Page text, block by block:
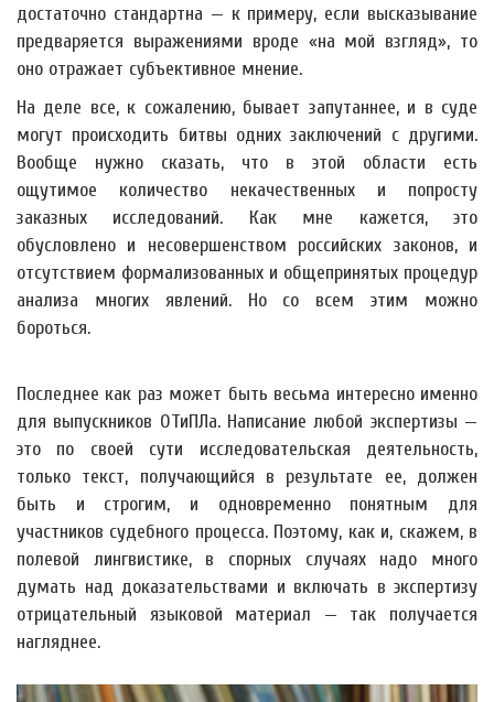
достаточно стандартна — к примеру, если высказывание
предваряется выражениями вроде «на мой взгляд», то
оно отражает субъективное мнение.
На деле все, к сожалению, бывает запутаннее, и в суде
могут происходить битвы одних заключений с другими.
Вообще нужно сказать, что в этой области есть
ощутимое количество некачественных и попросту
заказных исследований. Как мне кажется, это
обусловлено и несовершенством российских законов, и
отсутствием формализованных и общепринятых процедур
анализа многих явлений. Но со всем этим можно
бороться.
Последнее как раз может быть весьма интересно именно
для выпускников ОТиПЛа. Написание любой экспертизы —
это по своей сути исследовательская деятельность,
только текст, получающийся в результате ее, должен
быть и строгим, и одновременно понятным для
участников судебного процесса. Поэтому, как и, скажем, в
полевой лингвистике, в спорных случаях надо много
думать над доказательствами и включать в экспертизу
отрицательный языковой материал — так получается
нагляднее.